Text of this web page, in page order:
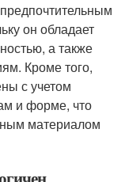
он обладает
а также
Кроме того,
с учетом
и форме, что
материалом